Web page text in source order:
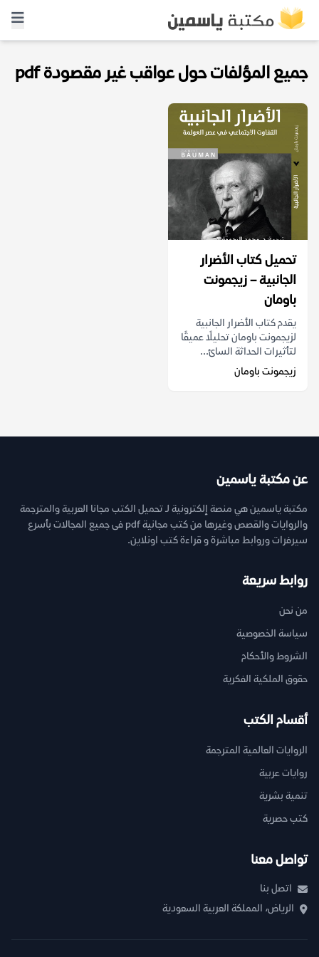
جميع المؤلفات حول عواقب غير مقصودة pdf
تحميل كتاب الأضرار
الجانبية – زيجمونت
باومان
يقدم كتاب الأضرار الجانبية
لزيجمونت باومان تحليلًا عميقًا
لتأثيرات الحداثة السائ...
زيجمونت باومان
عن مكتبة ياسمين
مكتبة ياسمين هي منصة إلكترونية لـ تحميل الكتب مجانا العربية والمترجمة
والروايات والقصص وغيرها من كتب مجانية pdf فى جميع المجالات بأسرع
سيرفرات وروابط مباشرة و قراءة كتب اونلاين.
روابط سريعة
من نحن
سياسة الخصوصية
الشروط والأحكام
حقوق الملكية الفكرية
أقسام الكتب
الروايات العالمية المترجمة
روايات عربية
تنمية بشرية
كتب حصرية
تواصل معنا
اتصل بنا
الرياض، المملكة العربية السعودية